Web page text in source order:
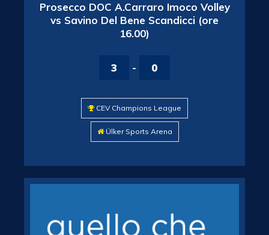
Prosecco DOC A.Carraro Imoco Volley
vs Savino Del Bene Scandicci (ore
16.00)
3 - 0
CEV Champions League
Ülker Sports Arena